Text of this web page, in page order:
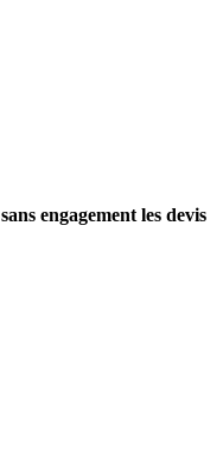
sans engagement les devis